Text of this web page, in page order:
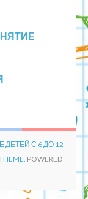
С 6 ДО 12
POWERED